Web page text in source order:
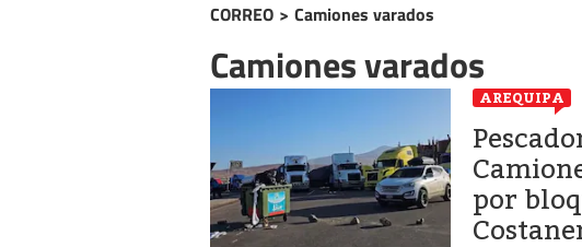
CORREO > Camiones varados
Camiones varados
AREQUIPA
por